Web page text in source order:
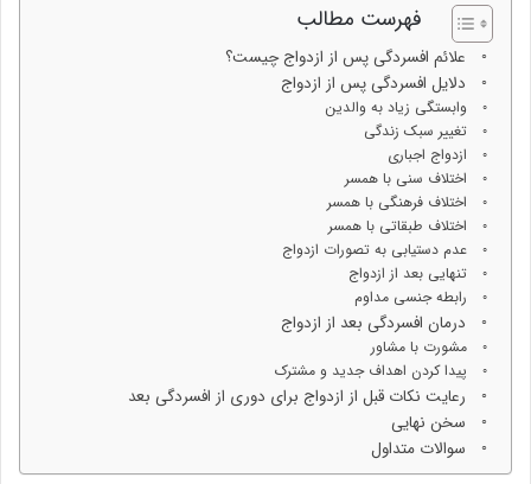
فهرست مطالب
علائم افسردگی پس از ازدواج چیست؟
دلایل افسردگی پس از ازدواج
وابستگی زیاد به والدین
تغییر سبک زندگی
ازدواج اجباری
اختلاف سنی با همسر
اختلاف فرهنگی با همسر
اختلاف طبقاتی با همسر
عدم دستیابی به تصورات ازدواج
تنهایی بعد از ازدواج
رابطه جنسی مداوم
درمان افسردگی بعد از ازدواج
مشورت با مشاور
پیدا کردن اهداف جدید و مشترک
رعایت نکات قبل از ازدواج برای دوری از افسردگی بعد
سخن نهایی
سوالات متداول